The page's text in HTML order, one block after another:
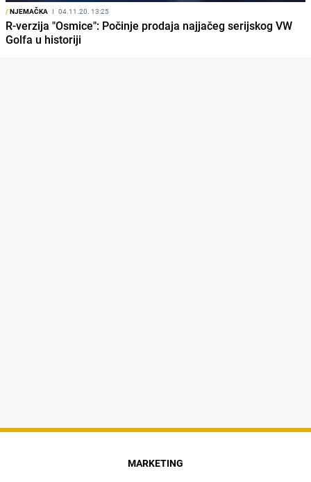
/NJEMAČKA I 04.11.20. 13:25
R-verzija "Osmice": Počinje prodaja najjačeg serijskog VW
Golfa u historiji
MARKETING